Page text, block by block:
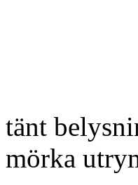
tänt
mörka